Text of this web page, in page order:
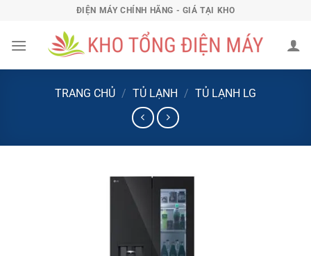
nội
ĐIỆN MÁY CHÍNH HÃNG - GIÁ TẠI KHO
TRANG CHỦ / TỦ LẠNH / TỦ LẠNH LG